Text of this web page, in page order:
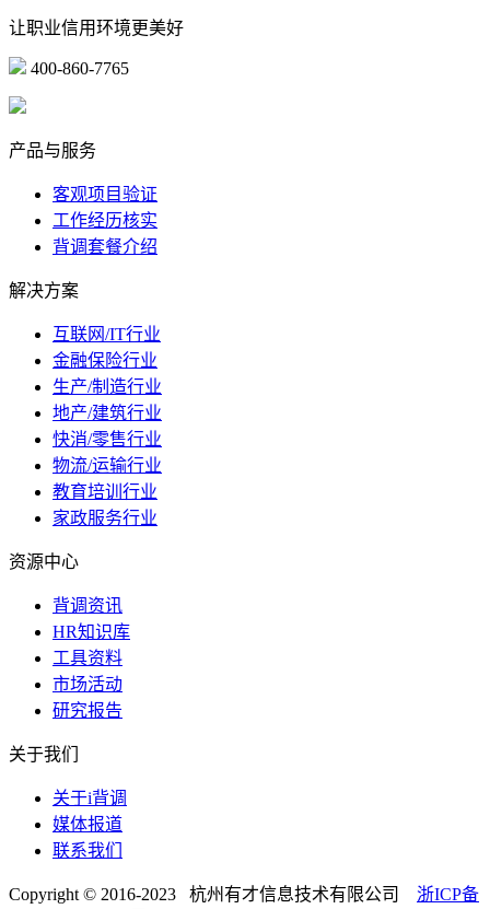
让职业信用环境更美好
400-860-7765
产品与服务
客观项目验证
工作经历核实
背调套餐介绍
解决方案
互联网/IT行业
金融保险行业
生产/制造行业
地产/建筑行业
快消/零售行业
物流/运输行业
教育培训行业
家政服务行业
资源中心
背调资讯
HR知识库
工具资料
市场活动
研究报告
关于我们
关于i背调
媒体报道
联系我们
Copyright © 2016-2023 杭州有才信息技术有限公司 浙ICP备